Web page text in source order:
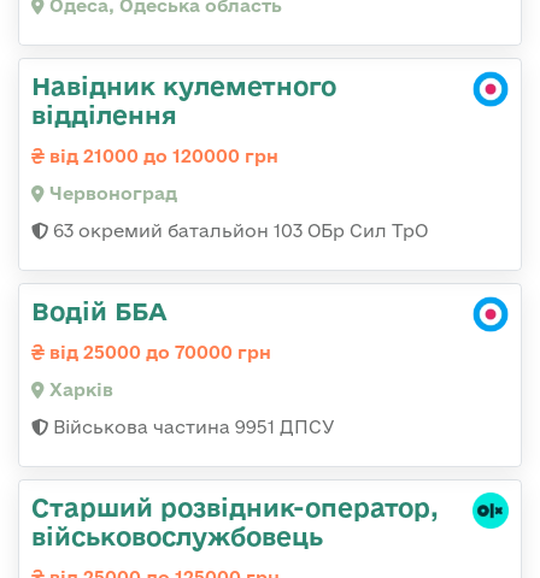
Одеса, Одеська область
Навідник кулеметного
відділення
від 21000 до 120000 грн
Червоноград
63 окремий батальйон 103 ОБр Сил ТрО
Водій ББА
від 25000 до 70000 грн
Харків
Військова частина 9951 ДПСУ
Стаpший pозвідник-опеpатоp,
військовослужбовець